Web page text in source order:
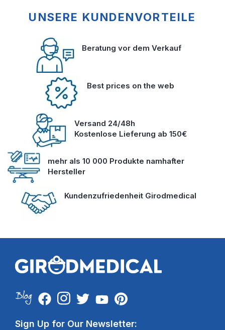
UNSERE KUNDENVORTEILE
Beratung vor dem Verkauf
Best prices on the web
Versand 24/48h
Kostenlose Lieferung ab 150€
mehr als 10 000 Produkte namhafter
Hersteller
Kundenzufriedenheit Girodmedical
Sign Up for Our Newsletter: